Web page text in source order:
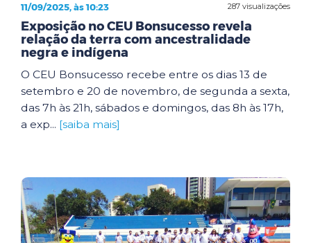
287 visualizações
11/09/2025, às 10:23
Exposição no CEU Bonsucesso revela
relação da terra com ancestralidade
negra e indígena
O CEU Bonsucesso recebe entre os dias 13 de
setembro e 20 de novembro, de segunda a sexta,
das 7h às 21h, sábados e domingos, das 8h às 17h,
a exp... [saiba mais]